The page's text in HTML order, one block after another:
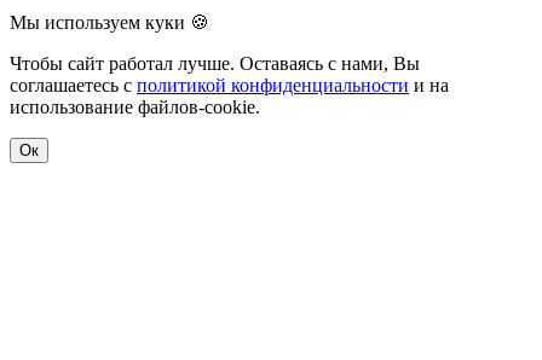
Мы используем куки 🍪
Чтобы сайт работал лучше. Оставаясь с нами, Вы
соглашаетесь с политикой конфиденциальности и на
использование файлов-cookie.
Ок